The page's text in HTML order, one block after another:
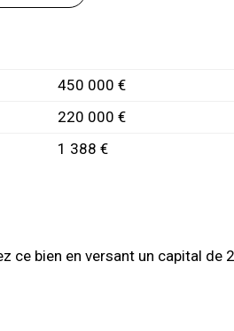
450 000 €
220 000 €
1 388 €
ce bien en versant un capital de